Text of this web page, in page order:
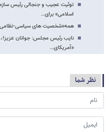
توئیت عجیب و جنجالی رئیس
اسلامی» برای…
همه«شخصیت های سیاسی-نظامی»حاضر
نایب رئیس مجلس: جوانان عزیز!،
«آمریکای…
نظر شما